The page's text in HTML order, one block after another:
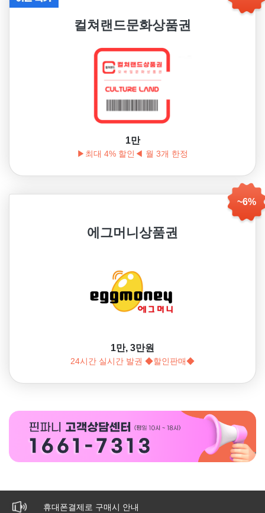
컬쳐랜드문화상품권
1만
▶최대 4% 할인◀ 월 3개 한정
~6%
에그머니상품권
1만, 3만원
24시간 실시간 발권 ◆할인판매◆
휴대폰결제로 구매시 안내